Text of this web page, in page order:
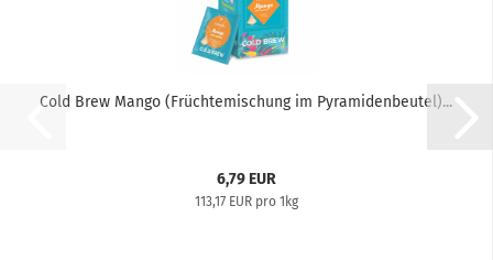
Cold Brew Mango (Früchtemischung im Pyramidenbeutel)...
6,79 EUR
113,17 EUR pro 1kg